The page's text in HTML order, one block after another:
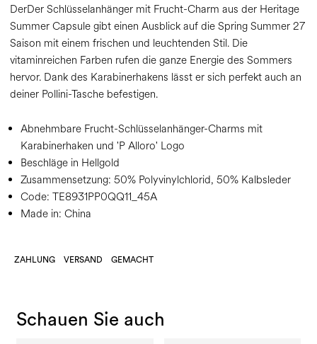
DerDer Schlüsselanhänger mit Frucht-Charm aus der Heritage
Summer Capsule gibt einen Ausblick auf die Spring Summer 27
Saison mit einem frischen und leuchtenden Stil. Die
vitaminreichen Farben rufen die ganze Energie des Sommers
hervor. Dank des Karabinerhakens lässt er sich perfekt auch an
deiner Pollini-Tasche befestigen.
Abnehmbare Frucht-Schlüsselanhänger-Charms mit
Karabinerhaken und 'P Alloro' Logo
Beschläge in Hellgold
Zusammensetzung: 50% Polyvinylchlorid, 50% Kalbsleder
Code: TE8931PP0QQ11_45A
Made in: China
ZAHLUNG VERSAND GEMACHT
Schauen Sie auch